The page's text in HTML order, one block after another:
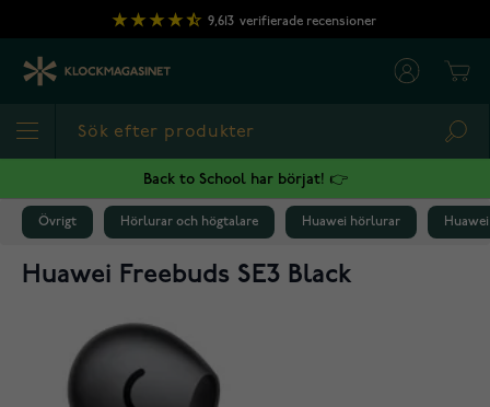
Hoppa till innehållet
9,613 verifierade recensioner
Back to School har börjat! 👉
Övrigt Hörlurar och högtalare Huawei hörlurar
Huawei Freebuds SE3 Black